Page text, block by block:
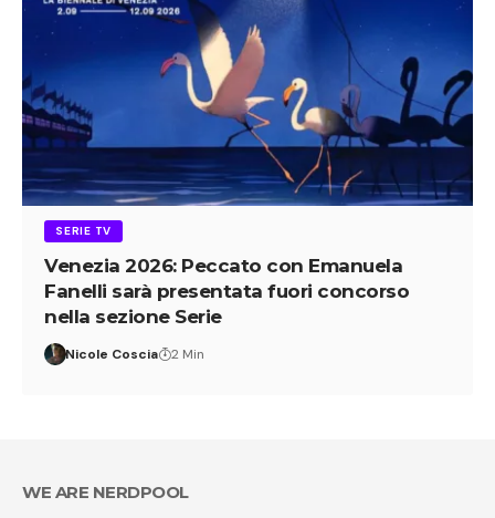
SERIE TV
Venezia 2026: Peccato con Emanuela
Fanelli sarà presentata fuori concorso
nella sezione Serie
Nicole Coscia 2 Min
WE ARE NERDPOOL